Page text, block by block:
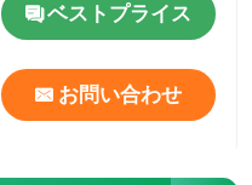
ベストプライス
お問い合わせ